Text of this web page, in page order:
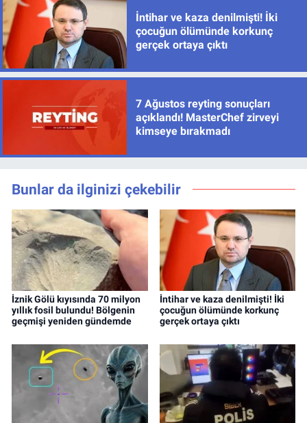
İntihar ve kaza denilmişti! İki
çocuğun ölümünde korkunç
gerçek ortaya çıktı
7 Ağustos reyting sonuçları
açıklandı! MasterChef zirveyi
kimseye bırakmadı
Bunlar da ilginizi çekebilir
İznik Gölü kıyısında 70 milyon
yıllık fosil bulundu! Bölgenin
geçmişi yeniden gündemde
İntihar ve kaza denilmişti! İki
çocuğun ölümünde korkunç
gerçek ortaya çıktı